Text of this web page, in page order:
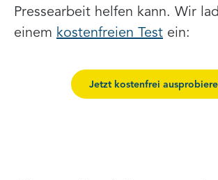
Pressearbeit helfen kann. Wir
einem kostenfreien Test ein:
Jetzt kostenfrei